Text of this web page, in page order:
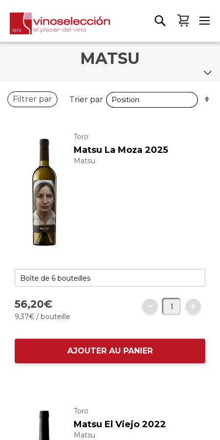
Mon
MATSU
Toro
Matsu La Moza 2025
Matsu
56,20€
9,37€ / bouteille
AJOUTER AU PANIER
Toro
Matsu El Viejo 2022
Matsu
Filtrer par Trier par
Trier par